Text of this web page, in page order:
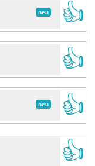
neu
👍
👍
neu
👍
👍